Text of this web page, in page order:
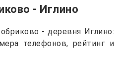
- Иглино
- деревня Иглино:
телефонов, рейтинг и